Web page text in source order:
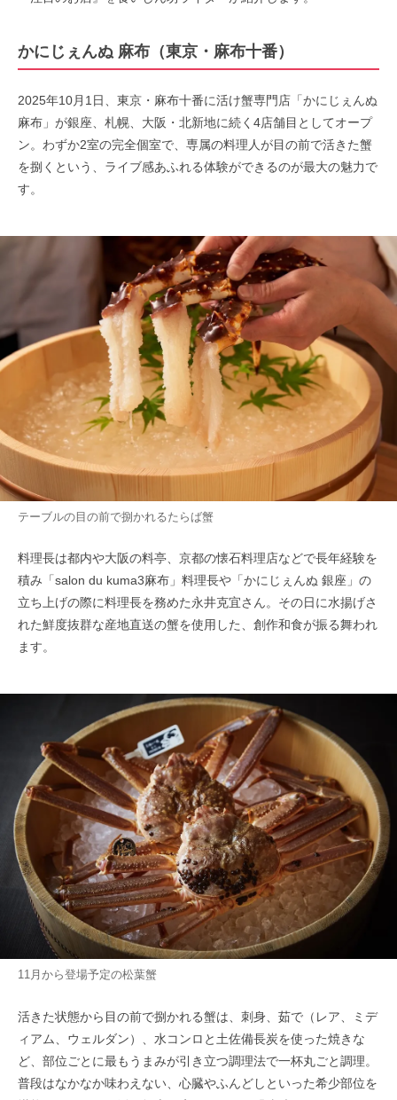
かにじぇんぬ 麻布（東京・麻布十番）
2025年10月1日、東京・麻布十番に活け蟹専門店「かにじぇんぬ
麻布」が銀座、札幌、大阪・北新地に続く4店舗目としてオープ
ン。わずか2室の完全個室で、専属の料理人が目の前で活きた蟹
を捌くという、ライブ感あふれる体験ができるのが最大の魅力で
す。
テーブルの目の前で捌かれるたらば蟹
料理長は都内や大阪の料亭、京都の懐石料理店などで長年経験を
積み「salon du kuma3麻布」料理長や「かにじぇんぬ 銀座」の
立ち上げの際に料理長を務めた永井克宜さん。その日に水揚げさ
れた鮮度抜群な産地直送の蟹を使用した、創作和食が振る舞われ
ます。
11月から登場予定の松葉蟹
活きた状態から目の前で捌かれる蟹は、刺身、茹で（レア、ミデ
ィアム、ウェルダン）、水コンロと土佐備長炭を使った焼きな
ど、部位ごとに最もうまみが引き立つ調理法で一杯丸ごと調理。
普段はなかなか味わえない、心臓やふんどしといった希少部位を